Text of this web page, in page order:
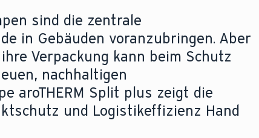
sind die zentrale
in Gebäuden voranzubringen. Aber
Verpackung kann beim Schutz
nachhaltigen
aroTHERM Split plus zeigt die
und Logistikeffizienz Hand